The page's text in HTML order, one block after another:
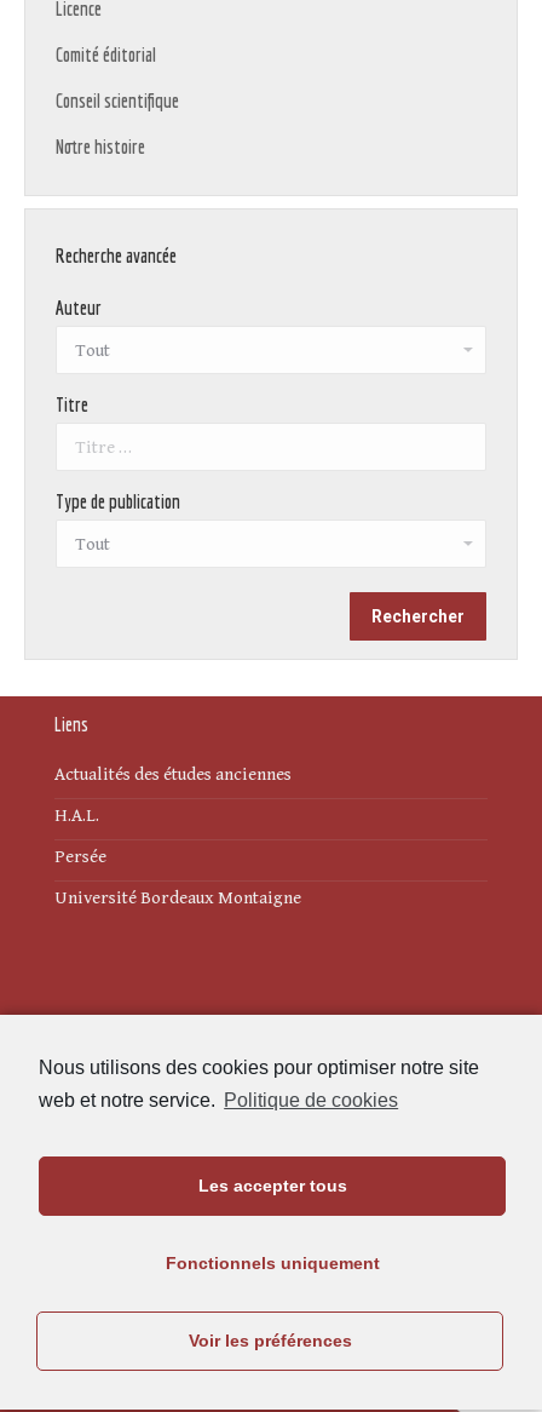
Nous utilisons des cookies pour optimiser notre site
web et notre service. Politique de cookies
Les accepter tous
Fonctionnels uniquement
Voir les préférences
Licence
Comité éditorial
Conseil scientifique
Notre histoire
Recherche avancée
Auteur
Titre
Type de publication
Liens
Actualités des études anciennes
H.A.L.
Persée
Université Bordeaux Montaigne
Politique de cookies (UE)
Maison de l'Archéologie
05.57.12.45.63
rea@u-bordeaux-montaigne.fr